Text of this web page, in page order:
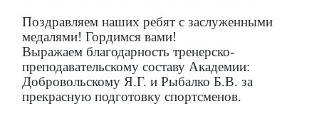
Поздравляем наших ребят с заслуженными
медалями! Гордимся вами!
Выражаем благодарность тренерско-
преподавательскому составу Академии:
Добровольскому Я.Г. и Рыбалко Б.В. за
прекрасную подготовку спортсменов.